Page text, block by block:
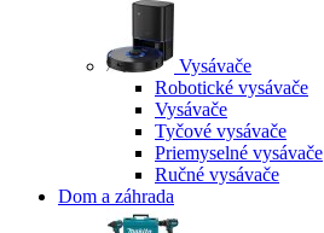
Vysávače
Robotické vysávače
Vysávače
Tyčové vysávače
Priemyselné vysávače
Ručné vysávače
Dom a záhrada